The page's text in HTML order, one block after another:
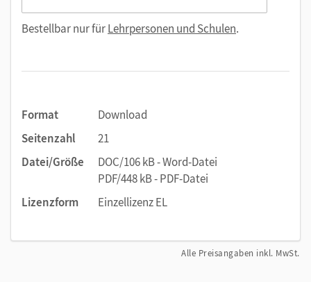
Bestellbar nur fürLehrpersonen und Schulen.
Format
Download
Seitenzahl
21
Datei/Größe
DOC/106 kB - Word-Datei
PDF/448 kB - PDF-Datei
Lizenzform
Einzellizenz EL
Alle Preisangaben inkl. MwSt.